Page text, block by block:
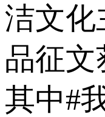
洁文化
品征文
其中#